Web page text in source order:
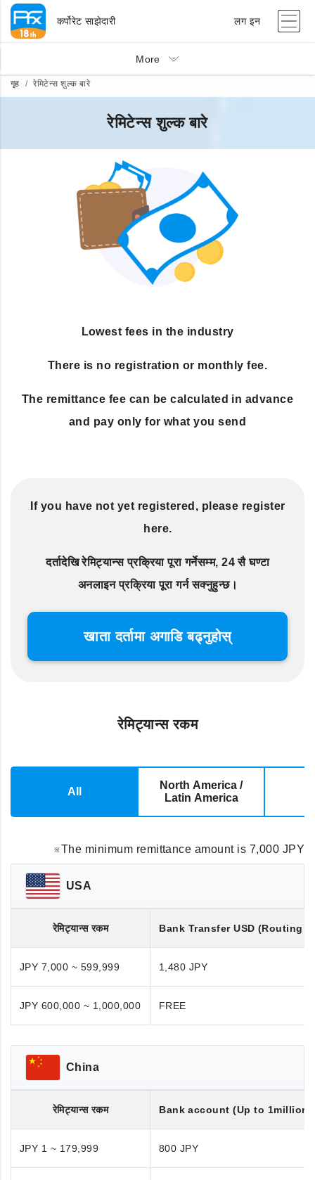
कर्पोरेट साझेदारी लग इन
More
गृह रेमिटेन्स शुल्क बारे
रेमिटेन्स शुल्क बारे
Lowest fees in the industry
There is no registration or monthly fee.
The remittance fee can be calculated in advance
and pay only for what you send
If you have not yet registered, please register
here.
दर्तादेखि रेमिट्यान्स प्रक्रिया पूरा गर्नेसम्म, 24 सै घण्टा
अनलाइन प्रक्रिया पूरा गर्न सक्नुहुन्छ।
खाता दर्तामा अगाडि बढ्नुहोस्
रेमिट्यान्स रकम
All
North America /
Latin America
※The minimum remittance amount is 7,000 JPY
USA
रेमिट्यान्स रकम Bank TransferUSD (Routing
JPY 7,000 ~ 599,999 1,480 JPY
JPY 600,000 ~ 1,000,000 FREE
China
रेमिट्यान्स रकम Bank account (Up to 1million
JPY 1 ~ 179,999 800 JPY